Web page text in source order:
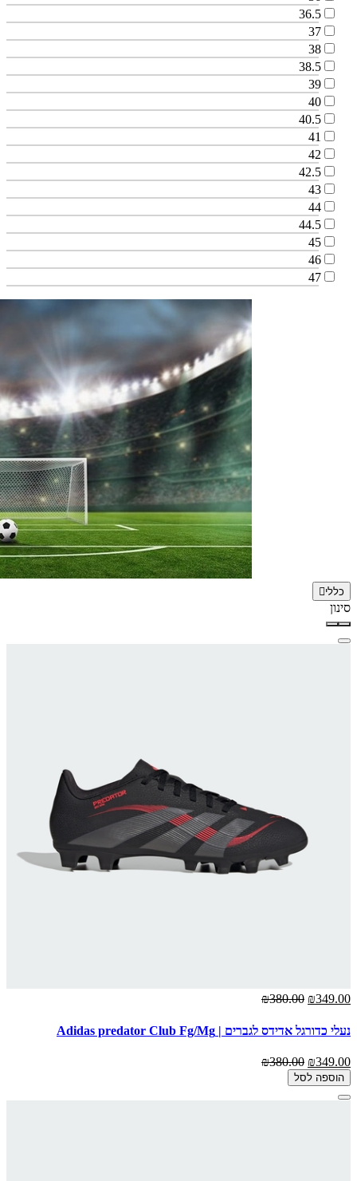
36.5
37
38
38.5
39
40
40.5
41
42
42.5
43
44
44.5
45
46
47
כללי
סינון
₪349.00
₪380.00
נעלי כדורגל אדידס לגברים | Adidas predator Club Fg/Mg
₪349.00
₪380.00
הוספה לסל